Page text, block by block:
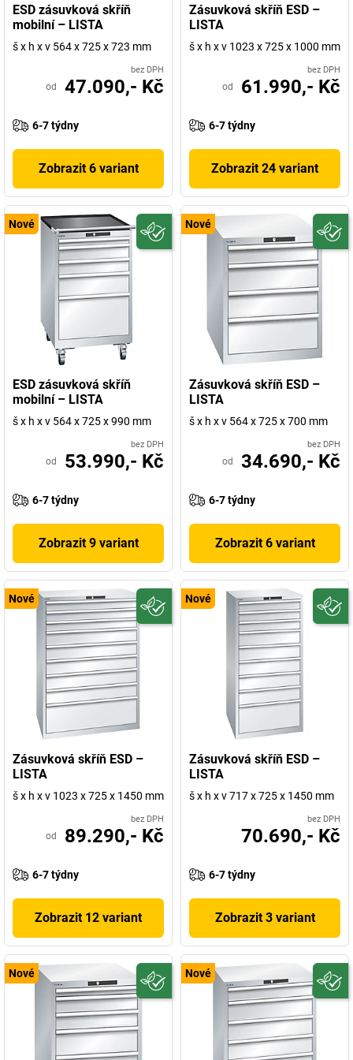
ESD zásuvková skříň
mobilní – LISTA
š x h x v 564 x 725 x 723 mm
bez DPH
od 47.090,- Kč
6-7 týdny
Zobrazit 6 variant
Zásuvková skříň ESD –
LISTA
š x h x v 1023 x 725 x 1000 mm
bez DPH
od 61.990,- Kč
6-7 týdny
Zobrazit 24 variant
Nové
ESD zásuvková skříň
mobilní – LISTA
š x h x v 564 x 725 x 990 mm
bez DPH
od 53.990,- Kč
6-7 týdny
Zobrazit 9 variant
Nové
Zásuvková skříň ESD –
LISTA
š x h x v 564 x 725 x 700 mm
bez DPH
od 34.690,- Kč
6-7 týdny
Zobrazit 6 variant
Nové
Zásuvková skříň ESD –
LISTA
š x h x v 1023 x 725 x 1450 mm
bez DPH
od 89.290,- Kč
6-7 týdny
Zobrazit 12 variant
Nové
Zásuvková skříň ESD –
LISTA
š x h x v 717 x 725 x 1450 mm
bez DPH
70.690,- Kč
6-7 týdny
Zobrazit 3 variant
Nové Nové